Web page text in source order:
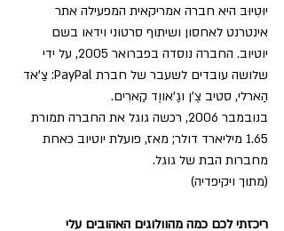
יוּטְיוּבּ היא חברה אמריקאית המפעילה אתר
אינטרנט לאחסון ושיתוף סרטוני וידאו בשם
יוטיוב. החברה נוסדה בפברואר 2005, על ידי
שלושה עובדים לשעבר של חברת PayPal: צַ'אד
הַארלי, סטיב צֶ'ן וגַ'אווֶד קַארִים.
בנובמבר 2006, רכשה גוגל את החברה תמורת
1.65 מיליארד דולר; מאז, פועלת יוטיוב כאחת
מחברות הבת של גוגל.
(מתוך ויקיפדיה)
ריכזתי לכם כמה מהוולוגים האהובים עלי